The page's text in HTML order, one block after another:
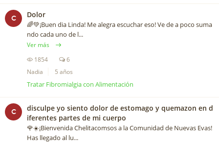
C Dolor
🌈💚¡Buen dia Linda! Me alegra escuchar eso! Ve de a poco suma
ndo cada uno de l...
Ver más
1854
6
Nadia
5 años
Tratar Fibromialgia con Alimentación
C
disculpe yo siento dolor de estomago y quemazon en d
iferentes partes de mi cuerpo
🌹☀️¡Bienvenida Chelitacomsos a la Comunidad de Nuevas Evas!
Has llegado al lu...